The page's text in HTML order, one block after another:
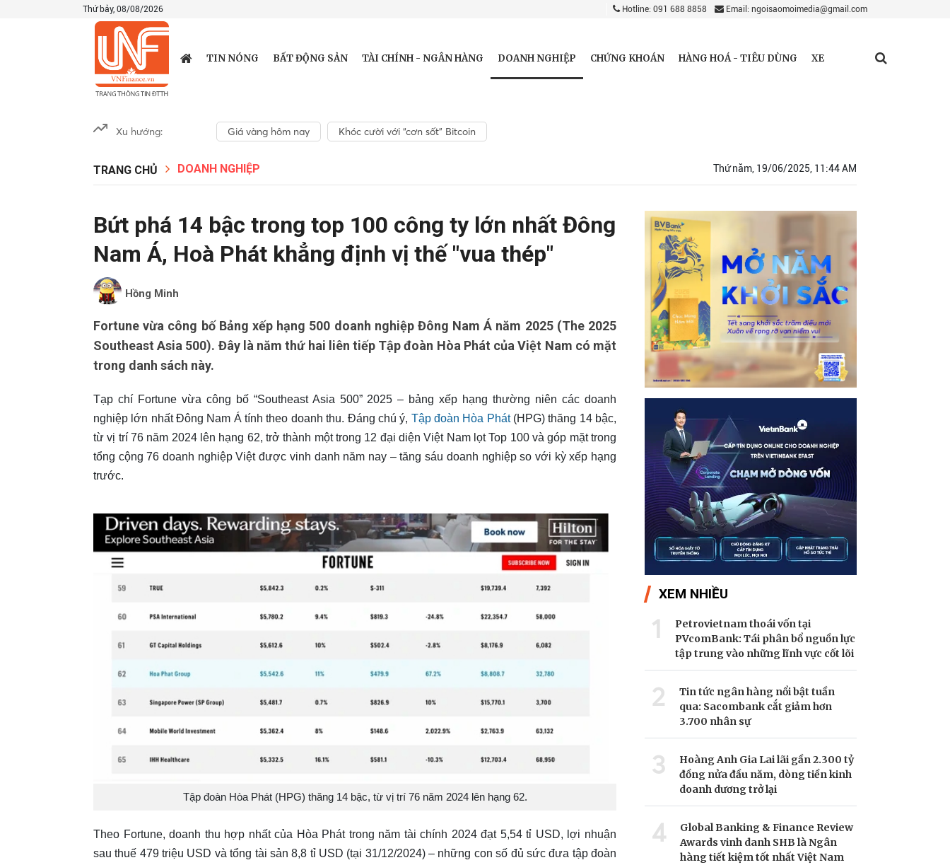
Thứ bảy, 08/08/2026 Hotline: 091 688 8858 Email: ngoisaomoimedia@gmail.com
TIN NÓNG BẤT ĐỘNG SẢN TÀI CHÍNH - NGÂN HÀNG DOANH NGHIỆP CHỨNG KHOÁN HÀNG HOÁ - TIÊU DÙNG XE
Xu hướng: Giá vàng hôm nay Khóc cười với “cơn sốt” Bitcoin
TRANG CHỦ DOANH NGHIỆP Thứ năm, 19/06/2025, 11:44 AM
Bứt phá 14 bậc trong top 100 công ty lớn nhất Đông
Nam Á, Hoà Phát khẳng định vị thế "vua thép"
Hồng Minh
Fortune vừa công bố Bảng xếp hạng 500 doanh nghiệp Đông Nam Á năm 2025 (The 2025
Southeast Asia 500). Đây là năm thứ hai liên tiếp Tập đoàn Hòa Phát của Việt Nam có mặt
trong danh sách này.
Tạp chí Fortune vừa công bố “Southeast Asia 500” 2025 – bảng xếp hạng thường niên các doanh
nghiệp lớn nhất Đông Nam Á tính theo doanh thu. Đáng chú ý, Tập đoàn Hòa Phát(HPG) thăng 14 bậc,
từ vị trí 76 năm 2024 lên hạng 62, trở thành một trong 12 đại diện Việt Nam lọt Top 100 và góp mặt trong
tổng cộng 76 doanh nghiệp Việt được vinh danh năm nay – tăng sáu doanh nghiệp so với kỳ xếp hạng
trước.
Tập đoàn Hòa Phát (HPG) thăng 14 bậc, từ vị trí 76 năm 2024 lên hạng 62.
Theo Fortune, doanh thu hợp nhất của Hòa Phát trong năm tài chính 2024 đạt 5,54 tỉ USD, lợi nhuận
sau thuế 479 triệu USD và tổng tài sản 8,8 tỉ USD (tại 31/12/2024) – những con số đủ sức đưa tập đoàn
XEM NHIỀU
1
Petrovietnam thoái vốn tại
PVcomBank: Tái phân bổ nguồn lực
tập trung vào những lĩnh vực cốt lõi
2
Tin tức ngân hàng nổi bật tuần
qua: Sacombank cắt giảm hơn
3.700 nhân sự
3
Hoàng Anh Gia Lai lãi gần 2.300 tỷ
đồng nửa đầu năm, dòng tiền kinh
doanh dương trở lại
4
Global Banking & Finance Review
Awards vinh danh SHB là Ngân
hàng tiết kiệm tốt nhất Việt Nam